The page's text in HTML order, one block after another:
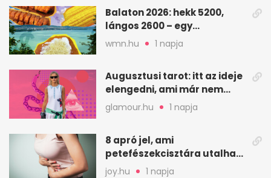
Balaton 2026: hekk 5200,
lángos 2600 – egy
strandnap gyorsan tízezres
wmn.hu 1 napja
Augusztusi tarot: itt az ideje
elengedni, ami már nem
szolgál téged
glamour.hu 1 napja
8 apró jel, ami
petefészekcisztára utalhat
– mire figyelj
joy.hu 1 napja